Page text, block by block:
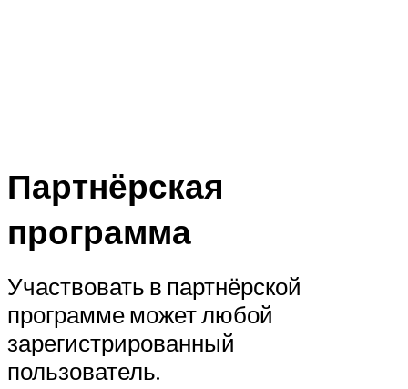
Партнёрская
программа
Участвовать в партнёрской
программе может любой
зарегистрированный
пользователь.